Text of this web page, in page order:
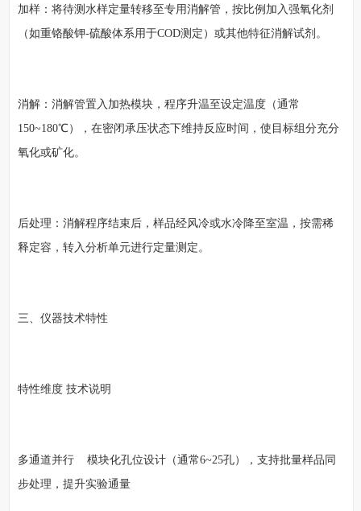
加样：将待测水样定量转移至专用消解管，按比例加入强氧化剂
（如重铬酸钾-硫酸体系用于COD测定）或其他特征消解试剂。
消解：消解管置入加热模块，程序升温至设定温度（通常
150~180℃），在密闭承压状态下维持反应时间，使目标组分充分
氧化或矿化。
后处理：消解程序结束后，样品经风冷或水冷降至室温，按需稀
释定容，转入分析单元进行定量测定。
三、仪器技术特性
特性维度 技术说明
多通道并行 模块化孔位设计（通常6~25孔），支持批量样品同
步处理，提升实验通量